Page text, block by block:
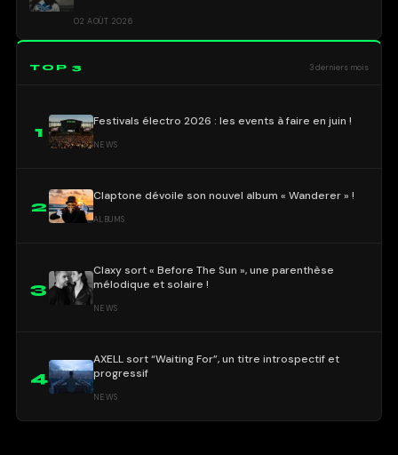
02 AOÛT 2026
TOP 3 3 derniers mois
1
Festivals électro 2026 : les events à faire en juin !
NEWS
2
Claptone dévoile son nouvel album « Wanderer » !
ALBUMS
3
Claxy sort « Before The Sun », une parenthèse
mélodique et solaire !
NEWS
4
AXELL sort “Waiting For”, un titre introspectif et
progressif
NEWS